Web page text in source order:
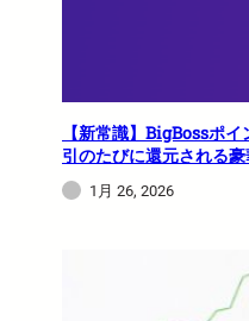
【新常識】BigBossポ
引のたびに還元される
1月 26, 2026